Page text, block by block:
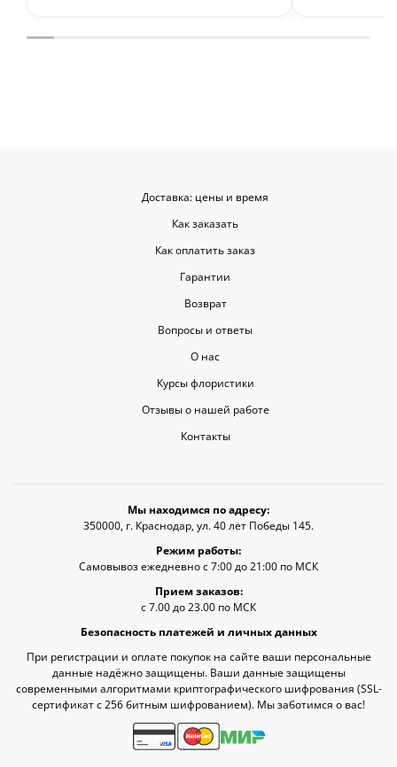
для согласования. Все заботливо
Доставка: цены и время
Как заказать
Как оплатить заказ
Гарантии
Возврат
Вопросы и ответы
О нас
Курсы флористики
Отзывы о нашей работе
Контакты
Мы находимся по адресу:
350000, г. Краснодар, ул. 40 лет Победы 145.
Режим работы:
Самовывоз ежедневно с 7:00 до 21:00 по МСК
Прием заказов:
с 7.00 до 23.00 по МСК
Безопасность платежей и личных данных
При регистрации и оплате покупок на сайте ваши персональные
данные надёжно защищены. Ваши данные защищены
современными алгоритмами криптографического шифрования (SSL-
сертификат c 256 битным шифрованием). Мы заботимся о вас!